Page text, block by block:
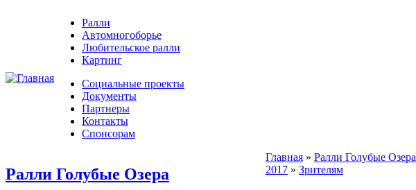
Ралли
Автомногоборье
Любительское ралли
Картинг
Социальные проекты
Документы
Партнеры
Контакты
Спонсорам
Ралли Голубые Озера
Главная » Ралли Голубые Озера
2017 » Зрителям